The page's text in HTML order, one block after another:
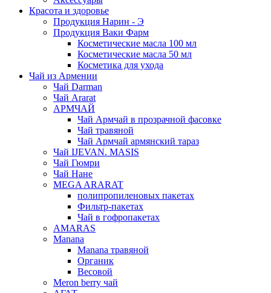
Красота и здоровье
Продукция Нарин - Э
Продукция Ваки Фарм
Косметические масла 100 мл
Косметические масла 50 мл
Косметика для ухода
Чай из Армении
Чай Darman
Чай Ararat
АРМЧАЙ
Чай Армчай в прозрачной фасовке
Чай травяной
Чай Армчай армянский тараз
Чай IJEVAN. MASIS
Чай Гюмри
Чай Нане
MEGA ARARAT
полипропиленовых пакетах
Фильтр-пакетах
Чай в гофропакетах
AMARAS
Manana
Manana травяной
Органик
Весовой
Meron berry чай